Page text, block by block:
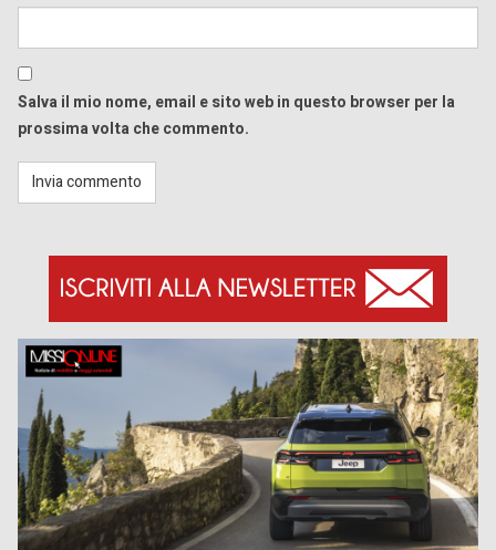
Salva il mio nome, email e sito web in questo browser per la
prossima volta che commento.